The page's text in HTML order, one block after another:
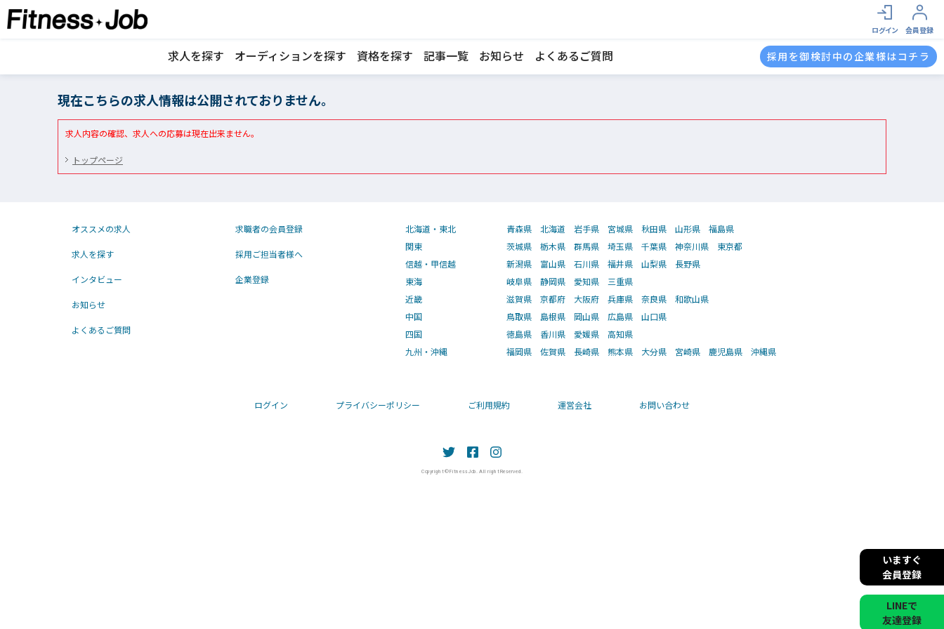
いますぐ
会員登録
LINEで
友達登録
ログイン 会員登録
求人を探す オーディションを探す 資格を探す 記事一覧 お知らせ よくあるご質問 採用を御検討中の企業様はコチラ
現在こちらの求人情報は公開されておりません。
求人内容の確認、求人への応募は現在出来ません。
トップページ
オススメの求人
求人を探す
インタビュー
お知らせ
よくあるご質問
求職者の会員登録
採用ご担当者様へ
企業登録
北海道・東北 青森県 北海道 岩手県 宮城県 秋田県 山形県
福島県
関東
茨城県 栃木県 群馬県 埼玉県 千葉県 神奈川県
東京都
信越・甲信越
新潟県 富山県 石川県 福井県 山梨県
長野県
東海
岐阜県 静岡県 愛知県
三重県
近畿
滋賀県 京都府 大阪府 兵庫県 奈良県
和歌山県
中国
鳥取県 島根県 岡山県 広島県
山口県
四国
徳島県 香川県 愛媛県
高知県
九州・沖縄
福岡県 佐賀県 長崎県 熊本県 大分県 宮崎県 鹿児島県 沖縄県
ログイン プライバシーポリシー ご利用規約 運営会社 お問い合わせ
Copyright © Fitness Job. All right Reserved.